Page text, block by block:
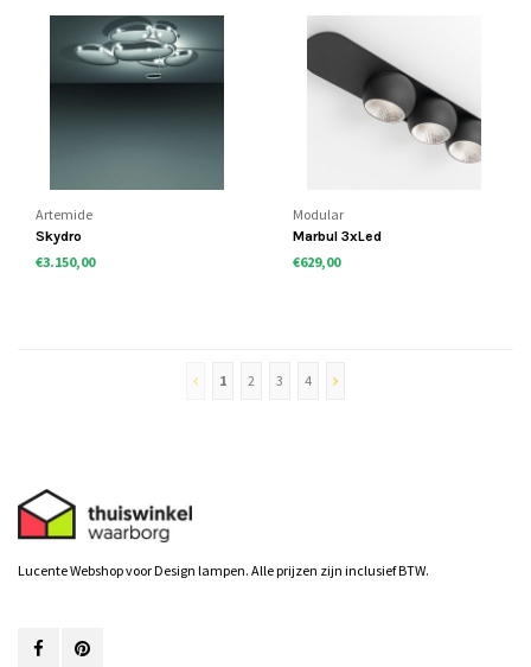
Artemide
Skydro
€3.150,00
Modular
Marbul 3xLed
€629,00
1 2 3 4
Lucente Webshop voor Design lampen. Alle prijzen zijn inclusief BTW.